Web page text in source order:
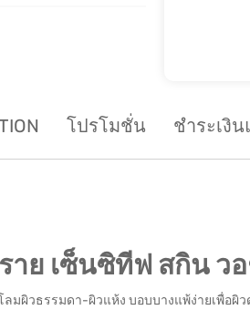
โปรโมชั่น ชำระเงิ
าย เซ็นซิทีฟ สกิน ว
ผิวธรรมดา-ผิวแห้ง บอบบางแพ้ง่ายเพื่อผิ